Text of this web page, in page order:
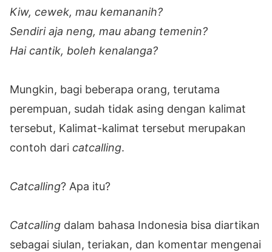
Kiw, cewek, mau kemananih?
Sendiri aja neng, mau abang temenin?
Hai cantik, boleh kenalanga?
Mungkin, bagi beberapa orang, terutama
perempuan, sudah tidak asing dengan kalimat
tersebut, Kalimat-kalimat tersebut merupakan
contoh dari catcalling.
Catcalling? Apa itu?
Catcalling dalam bahasa Indonesia bisa diartikan
sebagai siulan, teriakan, dan komentar mengenai